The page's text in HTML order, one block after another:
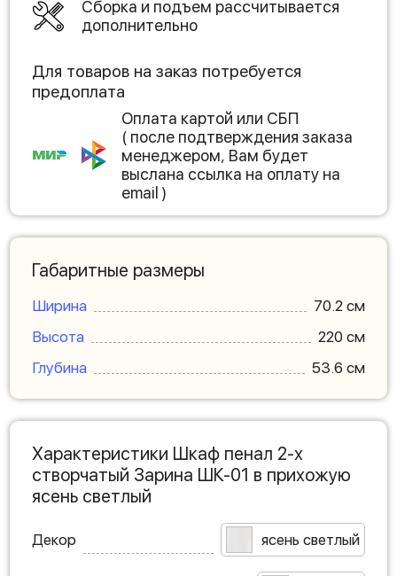
Сборка и подъем рассчитывается
дополнительно
Для товаров на заказ потребуется
предоплата
Оплата картой или СБП
( после подтверждения заказа
менеджером, Вам будет
выслана ссылка на оплату на
email )
Габаритные размеры
Ширина
70.2 см
Высота
220 см
Глубина
53.6 см
Характеристики Шкаф пенал 2-х
створчатый Зарина ШК-01 в прихожую
ясень светлый
Декор ясень светлый